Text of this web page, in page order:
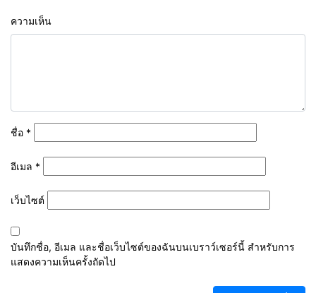
ความเห็น
ชื่อ *
อีเมล *
เว็บไซต์
บันทึกชื่อ, อีเมล และชื่อเว็บไซต์ของฉันบนเบราว์เซอร์นี้ สำหรับการ
แสดงความเห็นครั้งถัดไป